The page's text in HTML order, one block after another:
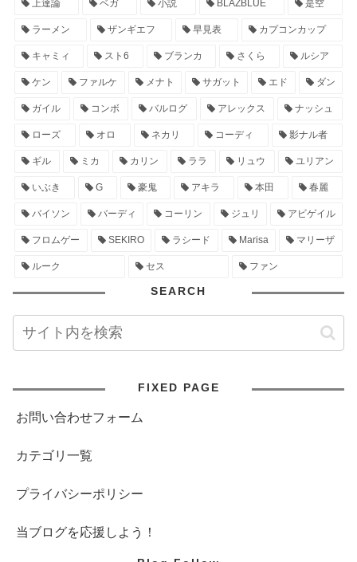
上達論 ベガ 小説 BLAZBLUE 是空
ラーメン ザンギエフ 早見表 カプコンカップ
キャミィ スト6 ブランカ さくら ルシア
ケン ファルケ メナト サガット エド ダン
ガイル コンボ バルログ アレックス ナッシュ
ローズ オロ ネカリ コーディ 影ナル者
ギル ミカ カリン ララ リュウ ユリアン
いぶき G 豪鬼 アキラ 本田 春麗
バイソン バーディ コーリン ジュリ アビゲイル
フロムゲー SEKIRO ラシード Marisa マリーザ
ルーク セス ファン
SEARCH
FIXED PAGE
お問い合わせフォーム
カテゴリ一覧
プライバシーポリシー
当ブログを応援しよう！